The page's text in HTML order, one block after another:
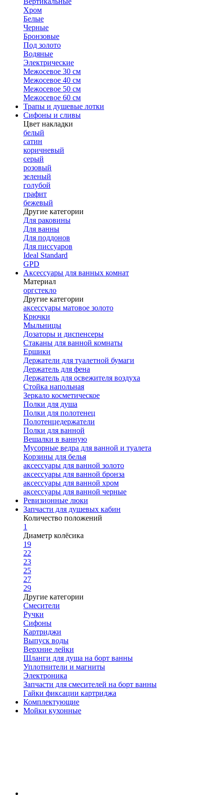
Хром
Белые
Черные
Бронзовые
Под золото
Водяные
Электрические
Межосевое 30 см
Межосевое 40 см
Межосевое 50 см
Межосевое 60 см
Трапы и душевые лотки
Сифоны и сливы
Цвет накладки
белый
сатин
коричневый
серый
розовый
зеленый
голубой
графит
бежевый
Другие категории
Для раковины
Для ванны
Для поддонов
Для писсуаров
Ideal Standard
GPD
Аксессуары для ванных комнат
Материал
оргстекло
Другие категории
аксессуары матовое золото
Крючки
Мыльницы
Дозаторы и диспенсеры
Стаканы для ванной комнаты
Ершики
Держатели для туалетной бумаги
Держатель для фена
Держатель для освежителя воздуха
Стойка напольная
Зеркало косметическое
Полки для душа
Полки для полотенец
Полотенцедержатели
Полки для ванной
Вешалки в ванную
Мусорные ведра для ванной и туалета
Корзины для белья
аксессуары для ванной золото
аксессуары для ванной бронза
аксессуары для ванной хром
аксессуары для ванной черные
Ревизионные люки
Запчасти для душевых кабин
Количество положений
1
Диаметр колёсика
19
22
23
25
27
29
Другие категории
Смесители
Ручки
Сифоны
Картриджи
Выпуск воды
Верхние лейки
Шланги для душа на борт ванны
Уплотнители и магниты
Электроника
Запчасти для смесителей на борт ванны
Гайки фиксации картриджа
Комплектующие
Мойки кухонные